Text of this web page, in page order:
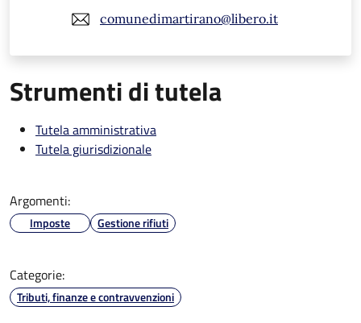
comunedimartirano@libero.it
Strumenti di tutela
Tutela amministrativa
Tutela giurisdizionale
Argomenti:
Imposte Gestione rifiuti
Categorie:
Tributi, finanze e contravvenzioni